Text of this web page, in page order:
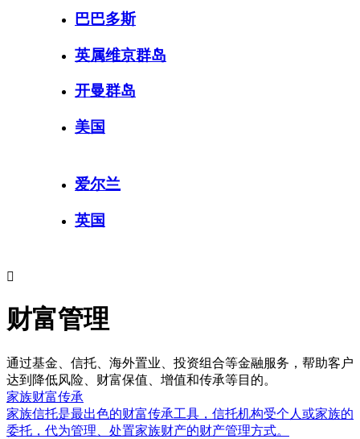
巴巴多斯
英属维京群岛
开曼群岛
美国
爱尔兰
英国

财富管理
通过基金、信托、海外置业、投资组合等金融服务，帮助客户
达到降低风险、财富保值、增值和传承等目的。
家族财富传承
家族信托是最出色的财富传承工具，信托机构受个人或家族的
委托，代为管理、处置家族财产的财产管理方式。